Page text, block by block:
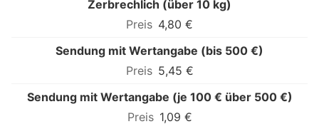
Zerbrechlich (über 10 kg)
4,80 €
Sendung mit Wertangabe (bis 500 €)
5,45 €
Sendung mit Wertangabe (je 100 € über 500 €)
1,09 €